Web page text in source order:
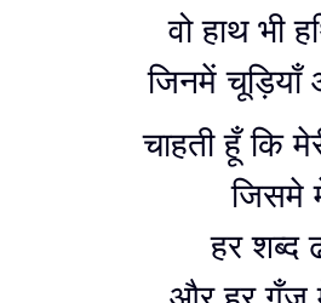
वो हाथ भी
जिनमें चूड़ियाँ
चाहती हूँ कि
जिसमे
हर शब्द